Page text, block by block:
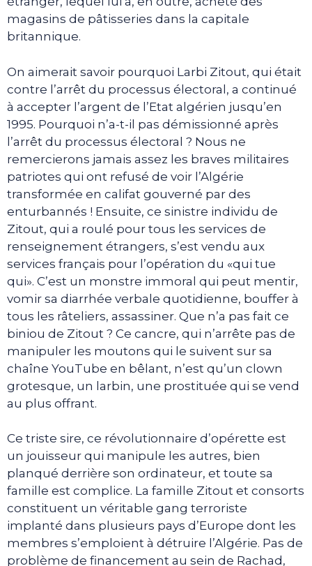
magasins de pâtisseries dans la capitale
britannique.
On aimerait savoir pourquoi Larbi Zitout, qui était
contre l’arrêt du processus électoral, a continué
à accepter l’argent de l’Etat algérien jusqu’en
1995. Pourquoi n’a-t-il pas démissionné après
l’arrêt du processus électoral ? Nous ne
remercierons jamais assez les braves militaires
patriotes qui ont refusé de voir l’Algérie
transformée en califat gouverné par des
enturbannés ! Ensuite, ce sinistre individu de
Zitout, qui a roulé pour tous les services de
renseignement étrangers, s’est vendu aux
services français pour l’opération du «qui tue
qui». C’est un monstre immoral qui peut mentir,
vomir sa diarrhée verbale quotidienne, bouffer à
tous les râteliers, assassiner. Que n’a pas fait ce
biniou de Zitout ? Ce cancre, qui n’arrête pas de
manipuler les moutons qui le suivent sur sa
chaîne YouTube en bêlant, n’est qu’un clown
grotesque, un larbin, une prostituée qui se vend
au plus offrant.
Ce triste sire, ce révolutionnaire d’opérette est
un jouisseur qui manipule les autres, bien
planqué derrière son ordinateur, et toute sa
famille est complice. La famille Zitout et consorts
constituent un véritable gang terroriste
implanté dans plusieurs pays d’Europe dont les
membres s’emploient à détruire l’Algérie. Pas de
problème de financement au sein de Rachad,